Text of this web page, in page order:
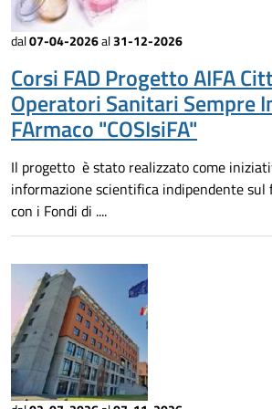
dal07-04-2026al31-12-2026
Corsi FAD Progetto AIFA
Operatori Sanitari Sempre
FArmaco "COSIsiFA"
Il progetto è stato realizzato come
informazione scientifica indipendente
con i Fondi di ....